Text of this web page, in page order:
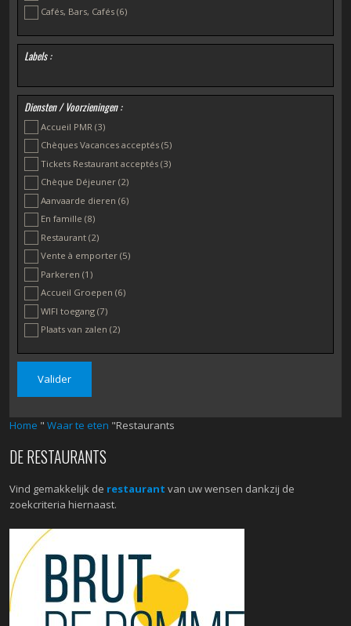
Cafés, Bars, Cafés(6)
Labels :
Diensten / Voorzieningen :
Accueil PMR(3)
Chèques Vacances acceptés(5)
Tickets Restaurant acceptés(3)
Chèque Déjeuner(2)
Aanvaarde dieren(6)
En famille(8)
Restaurant(2)
Vente à emporter(5)
Parkeren(1)
Accueil Groepen(6)
WIFI toegang(7)
Plaats van zalen(2)
Home "Waar te eten "Restaurants
DE RESTAURANTS
Vind gemakkelijk de restaurant van uw wensen dankzij de
zoekcriteria hiernaast.